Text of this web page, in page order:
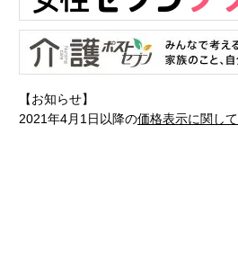
【お知らせ】
2021年4月1日以降の価格表示に関して